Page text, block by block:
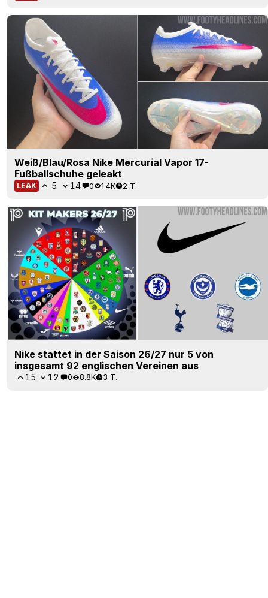
Weiß/Blau/Rosa Nike Mercurial Vapor 17-
Fußballschuhe geleakt
LEAK 5 14 0 1.4K 2 T.
Nike stattet in der Saison 26/27 nur 5 von
insgesamt 92 englischen Vereinen aus
15 12 0 8.8K 3 T.